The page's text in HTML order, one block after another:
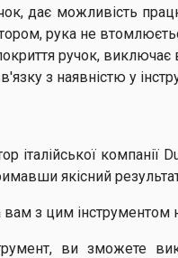
дає можливість
рука не
ручок, виключає
з наявністю у
італійської
якісний
з цим інструментом
ви зможете